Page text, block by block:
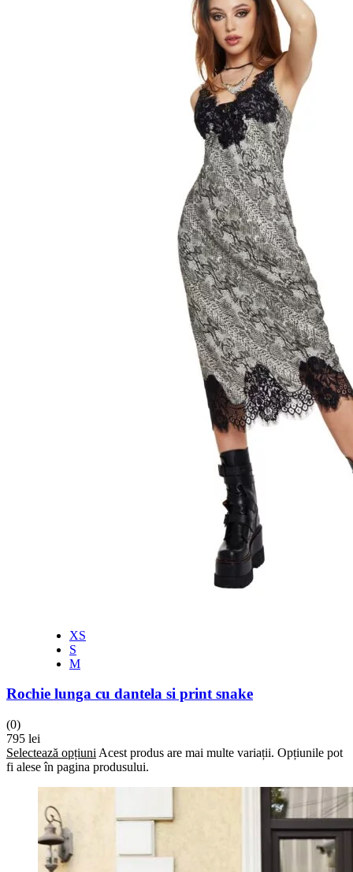
XS
S
M
Rochie lunga cu dantela si print snake
(0)
795 lei
Selectează opțiuni Acest produs are mai multe variații. Opțiunile pot
fi alese în pagina produsului.